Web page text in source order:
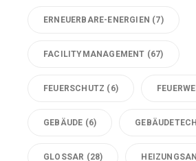
ERNEUERBARE-ENERGIEN (7)
FACILITYMANAGEMENT (67)
FEUERSCHUTZ (6)
GEBÄUDE (6)
GLOSSAR (28)